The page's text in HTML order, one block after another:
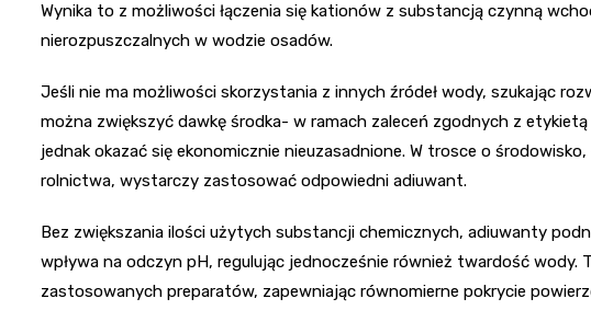
Wynika to z możliwości łączenia się kationów z substancją czynną
nierozpuszczalnych w wodzie osadów.
Jeśli nie ma możliwości skorzystania z innych źródeł wody, szukając
można zwiększyć dawkę środka- w ramach zaleceń zgodnych z
jednak okazać się ekonomicznie nieuzasadnione. W trosce o
rolnictwa, wystarczy zastosować odpowiedni adiuwant.
Bez zwiększania ilości użytych substancji chemicznych, adiuwanty
wpływa na odczyn pH, regulując jednocześnie również twardość wody.
zastosowanych preparatów, zapewniając równomierne pokrycie